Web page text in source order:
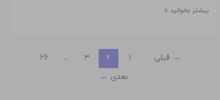
بیشتر بخوانید »
→ قبلی ۱ ۲ ۳ …
۲۶
بعدی ←